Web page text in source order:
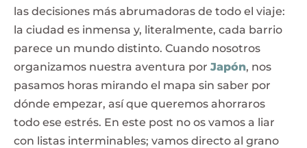
las decisiones más abrumadoras de todo el viaje:
la ciudad es inmensa y, literalmente, cada barrio
parece un mundo distinto. Cuando nosotros
organizamos nuestra aventura por Japón, nos
pasamos horas mirando el mapa sin saber por
dónde empezar, así que queremos ahorraros
todo ese estrés. En este post no os vamos a liar
con listas interminables; vamos directo al grano